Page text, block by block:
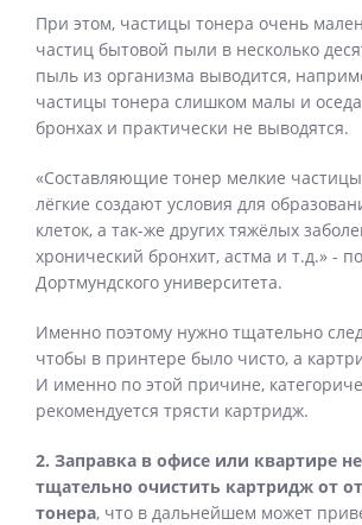
При этом, частицы тонера очень
частиц бытовой пыли в несколько
пыль из организма выводится,
частицы тонера слишком малы и
бронхах и практически не выводятся.
«Составляющие тонер мелкие
лёгкие создают условия для
клеток, а так-же других тяжёлых
хронический бронхит, астма и т.д.» -
Дортмундского университета.
Именно поэтому нужно тщательно
чтобы в принтере было чисто, а
И именно по этой причине,
рекомендуется трясти картридж.
2. Заправка в офисе или квартире
тщательно очистить картридж от
тонера, что в дальнейшем может